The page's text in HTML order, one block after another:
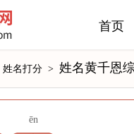
首页
姓名打分 > 姓名黄千恩
ēn